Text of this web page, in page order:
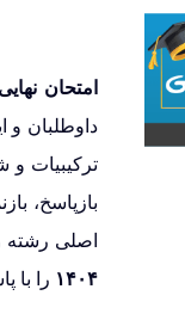
امتحان
ترکیبیات
بازپاسخ،
اصلی رشته
۱۴۰۴ را با